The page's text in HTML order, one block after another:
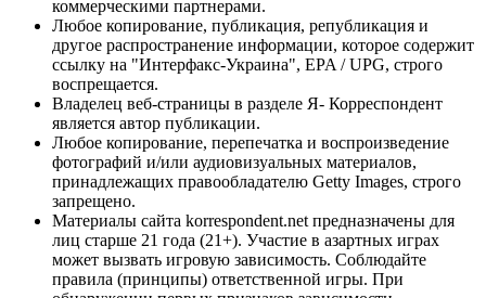
коммерческими партнерами.
Любое копирование, публикация, републикация и
другое распространение информации, которое содержит
ссылку на "Интерфакс-Украина", EPA / UPG, строго
воспрещается.
Владелец веб-страницы в разделе Я- Корреспондент
является автор публикации.
Любое копирование, перепечатка и воспроизведение
фотографий и/или аудиовизуальных материалов,
принадлежащих правообладателю Getty Images, строго
запрещено.
Материалы сайта korrespondent.net предназначены для
лиц старше 21 года (21+). Участие в азартных играх
может вызвать игровую зависимость. Соблюдайте
правила (принципы) ответственной игры. При